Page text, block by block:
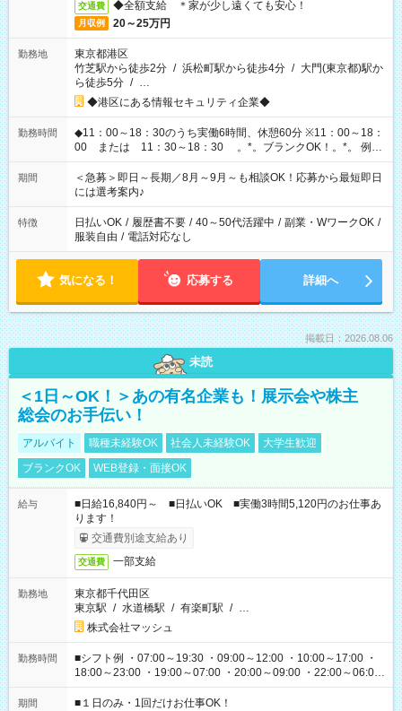
交通費 ◆全額支給 ＊家が少し遠くても安心！
月収例 20～25万円
勤務地
東京都港区
竹芝駅から徒歩2分 / 浜松町駅から徒歩4分 / 大門(東京都)駅か
ら徒歩5分 / …
◆港区にある情報セキュリティ企業◆
勤務時間
◆11：00～18：30のうち実働6時間、休憩60分 ※11：00～18：
00 または 11：30～18：30 。*。ブランクOK！。*。 例え
ば前職が、 在宅/財団法人/事務/コールセンター/受付/販売/カフェ
スタッフ スイーツ販売/ホテルフロント/化粧品販売/など 様々な
業界から入社して活躍されています♪
期間
＜急募＞即日～長期／8月～9月～も相談OK！応募から最短即日
には選考案内♪
特徴 日払いOK / 履歴書不要 / 40～50代活躍中 / 副業・WワークOK /
服装自由 / 電話対応なし
気になる！ 応募する 詳細へ
掲載日：2026.08.06
未読
＜1日～OK！＞あの有名企業も！展示会や株主
総会のお手伝い！
アルバイト 職種未経験OK 社会人未経験OK
大学生歓迎
ブランクOK
WEB登録・面接OK
給与
■日給16,840円～ ■日払いOK ■実働3時間5,120円のお仕事あ
ります！
交通費別途支給あり
交通費 一部支給
勤務地
東京都千代田区
東京駅 / 水道橋駅 / 有楽町駅 / …
株式会社マッシュ
勤務時間
■シフト例 ・07:00～19:30 ・09:00～12:00 ・10:00～17:00 ・
18:00～23:00 ・19:00～07:00 ・20:00～09:00 ・22:00～06:00
etc ★最短で3時間で5,120円のお仕事から 15時間で2万円近く稼
げるお仕事も！ ご希望のお時間に合わせてご紹介！ ※シフトは
期間 ■１日のみ・1回だけお仕事OK！